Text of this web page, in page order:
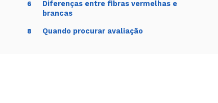
6
Diferenças entre fibras vermelhas e
brancas
8 Quando procurar avaliação